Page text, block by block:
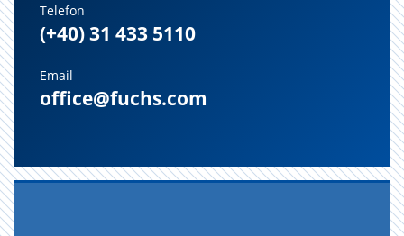
Telefon
(+40) 31 433 5110
Email
office@fuchs.com